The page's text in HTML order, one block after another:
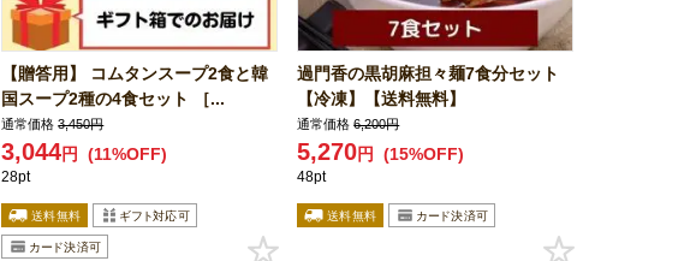
【贈答用】 コムタンスープ2食と韓
国スープ2種の4食セット ［...
通常価格 3,450円
3,044円 (11%OFF)
28pt
過門香の黒胡麻担々麺7食分セット
【冷凍】【送料無料】
通常価格 6,200円
5,270円 (15%OFF)
48pt